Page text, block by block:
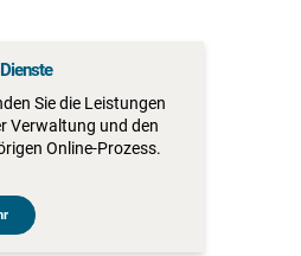
Sie die Leistungen
Verwaltung und den
Online-Prozess.